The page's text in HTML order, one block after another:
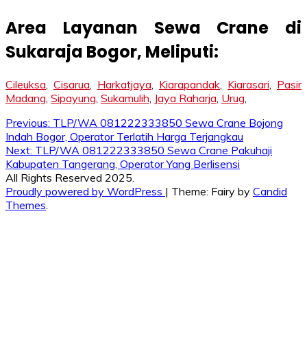
Area Layanan Sewa Crane di
Sukaraja Bogor, Meliputi:
Cileuksa Cisarua Harkatjaya Kiarapandak Kiarasari
Pasir
Madang Sipayung Sukamulih Jaya Raharja Urug
Post
navigation
Previous: TLP/WA 081222333850 Sewa Crane Bojong
Indah Bogor, Operator Terlatih Harga Terjangkau
Next: TLP/WA 081222333850 Sewa Crane Pakuhaji
Kabupaten Tangerang, Operator Yang Berlisensi
All Rights Reserved 2025.
Proudly powered by WordPress | Theme: Fairy by Candid
Themes